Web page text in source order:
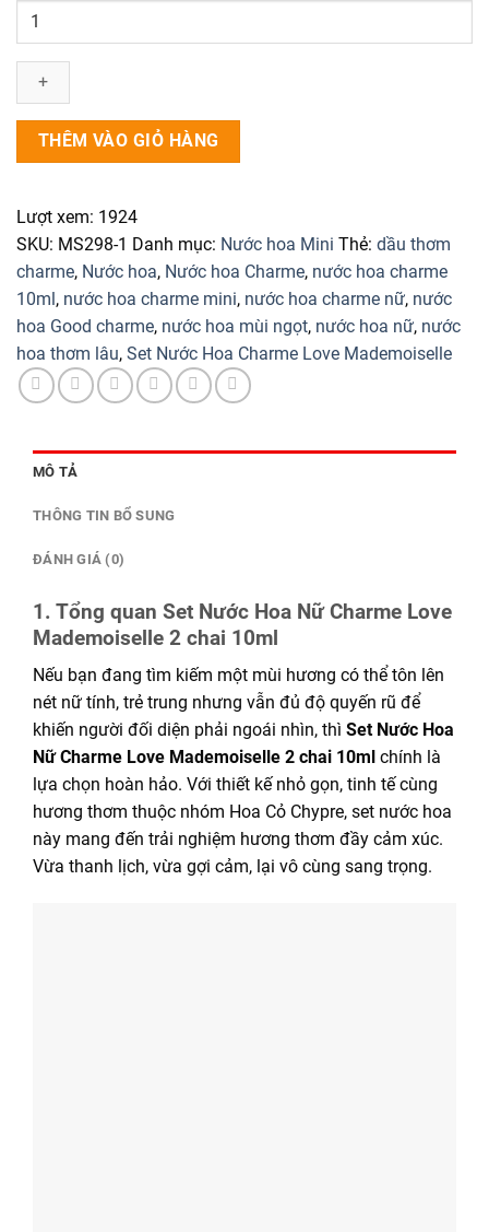
Set
Hoa
Love
Mademoiselle
chai
10ml
số
lượng
THÊM VÀO GIỎ HÀNG
Lượt xem: 1924
SKU: MS298-1 Danh mục: Nước hoa Mini Thẻ: dầu thơm
charme, Nước hoa, Nước hoa Charme, nước hoa charme
10ml, nước hoa charme mini, nước hoa charme nữ, nước
hoa Good charme, nước hoa mùi ngọt, nước hoa nữ, nước
hoa thơm lâu, Set Nước Hoa Charme Love Mademoiselle
MÔ TẢ
THÔNG TIN BỔ SUNG
ĐÁNH GIÁ (0)
1. Tổng quan Set Nước Hoa Nữ Charme Love
Mademoiselle 2 chai 10ml
Nếu bạn đang tìm kiếm một mùi hương có thể tôn lên
nét nữ tính, trẻ trung nhưng vẫn đủ độ quyến rũ để
khiến người đối diện phải ngoái nhìn, thì Set Nước Hoa
Nữ Charme Love Mademoiselle 2 chai 10ml chính là
lựa chọn hoàn hảo. Với thiết kế nhỏ gọn, tinh tế cùng
hương thơm thuộc nhóm Hoa Cỏ Chypre, set nước hoa
này mang đến trải nghiệm hương thơm đầy cảm xúc.
Vừa thanh lịch, vừa gợi cảm, lại vô cùng sang trọng.